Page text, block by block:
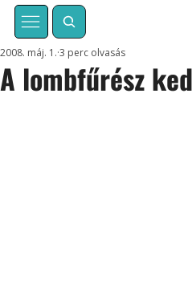
A lombfűrész
2008. máj. 1. 3 perc olvasás